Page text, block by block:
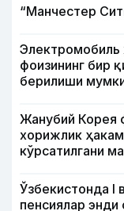
“Манчестер
Электромобиль
фоизининг бир
берилиши
Жанубий Корея
хорижлик
кўрсатилгани
Ўзбекистонда I
пенсиялар